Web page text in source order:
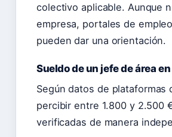
colectivo aplicable. Aunque
empresa, portales de
pueden dar una orientación.
Sueldo de un jefe de área
Según datos de
percibir entre 1.800 y 2.500
verificadas de manera